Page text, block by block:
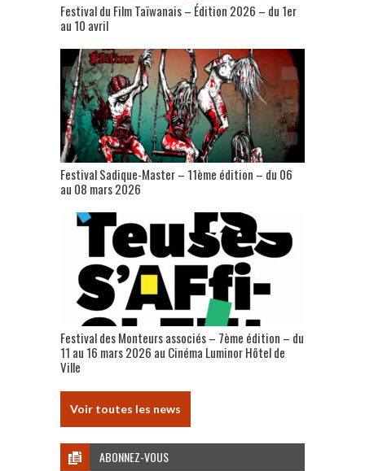
Festival du Film Taïwanais – Édition 2026 – du 1er
au 10 avril
Festival Sadique-Master – 11ème édition – du 06
au 08 mars 2026
Festival des Monteurs associés – 7ème édition – du
11 au 16 mars 2026 au Cinéma Luminor Hôtel de
Ville
Voir toutes les news
ABONNEZ-VOUS